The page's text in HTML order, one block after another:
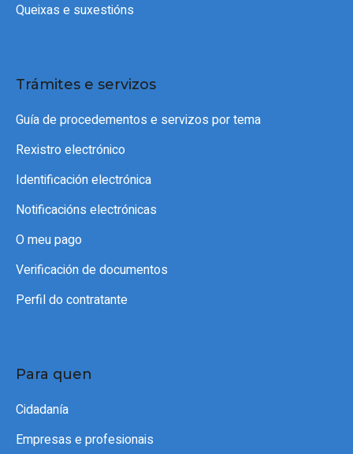
Queixas e suxestións
Trámites e servizos
Guía de procedementos e servizos por tema
Rexistro electrónico
Identificación electrónica
Notificacións electrónicas
O meu pago
Verificación de documentos
Perfil do contratante
Para quen
Cidadanía
Empresas e profesionais